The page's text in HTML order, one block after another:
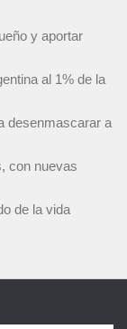
y aportar
al 1% de la
desenmascarar a
con nuevas
de la vida